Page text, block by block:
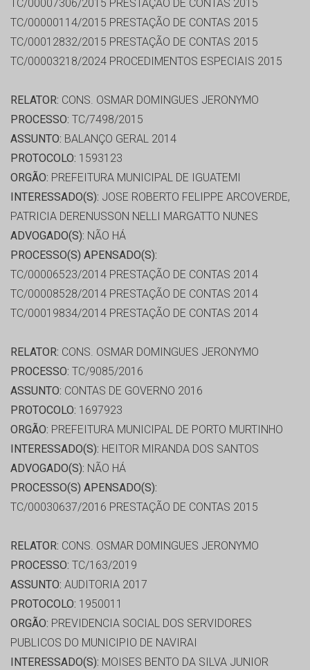
TC/00007306/2015 PRESTAÇÃO DE CONTAS 2015
TC/00000114/2015 PRESTAÇÃO DE CONTAS 2015
TC/00012832/2015 PRESTAÇÃO DE CONTAS 2015
TC/00003218/2024 PROCEDIMENTOS ESPECIAIS 2015
RELATOR: CONS. OSMAR DOMINGUES JERONYMO
PROCESSO: TC/7498/2015
ASSUNTO: BALANÇO GERAL 2014
PROTOCOLO: 1593123
ORGÃO: PREFEITURA MUNICIPAL DE IGUATEMI
INTERESSADO(S): JOSE ROBERTO FELIPPE ARCOVERDE,
PATRICIA DERENUSSON NELLI MARGATTO NUNES
ADVOGADO(S): NÃO HÁ
PROCESSO(S) APENSADO(S):
TC/00006523/2014 PRESTAÇÃO DE CONTAS 2014
TC/00008528/2014 PRESTAÇÃO DE CONTAS 2014
TC/00019834/2014 PRESTAÇÃO DE CONTAS 2014
RELATOR: CONS. OSMAR DOMINGUES JERONYMO
PROCESSO: TC/9085/2016
ASSUNTO: CONTAS DE GOVERNO 2016
PROTOCOLO: 1697923
ORGÃO: PREFEITURA MUNICIPAL DE PORTO MURTINHO
INTERESSADO(S): HEITOR MIRANDA DOS SANTOS
ADVOGADO(S): NÃO HÁ
PROCESSO(S) APENSADO(S):
TC/00030637/2016 PRESTAÇÃO DE CONTAS 2015
RELATOR: CONS. OSMAR DOMINGUES JERONYMO
PROCESSO: TC/163/2019
ASSUNTO: AUDITORIA 2017
PROTOCOLO: 1950011
ORGÃO: PREVIDENCIA SOCIAL DOS SERVIDORES
PUBLICOS DO MUNICIPIO DE NAVIRAI
INTERESSADO(S): MOISES BENTO DA SILVA JUNIOR